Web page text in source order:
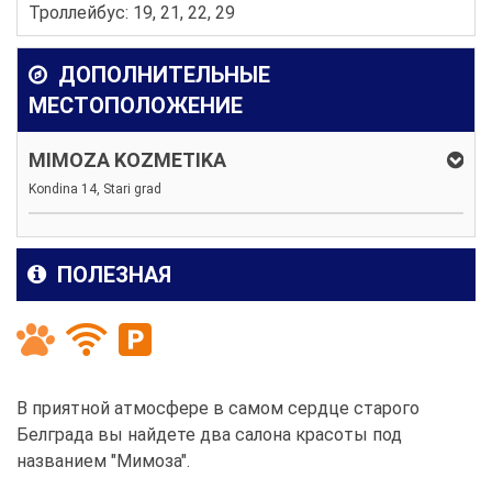
Троллейбус: 19, 21, 22, 29
ДОПОЛНИТЕЛЬНЫЕ
МЕСТОПОЛОЖЕНИЕ
MIMOZA KOZMETIKA
Kondina 14, Stari grad
ПОЛЕЗНАЯ
В приятной атмосфере в самом сердце старого
Белграда вы найдете два салона красоты под
названием "Мимоза".